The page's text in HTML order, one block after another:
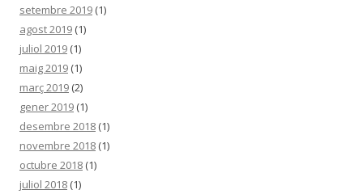
setembre 2019 (1)
agost 2019 (1)
juliol 2019 (1)
maig 2019 (1)
març 2019 (2)
gener 2019 (1)
desembre 2018 (1)
novembre 2018 (1)
octubre 2018 (1)
juliol 2018 (1)